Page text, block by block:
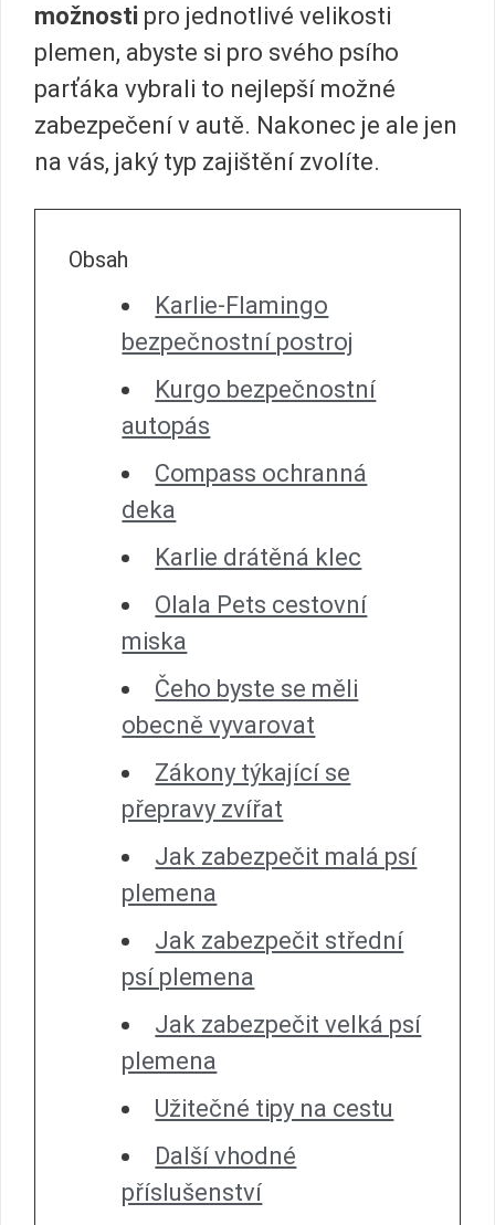
možnosti pro jednotlivé velikosti
plemen, abyste si pro svého psího
parťáka vybrali to nejlepší možné
zabezpečení v autě. Nakonec je ale jen
na vás, jaký typ zajištění zvolíte.
Obsah
Karlie-Flamingo
bezpečnostní postroj
Kurgo bezpečnostní
autopás
Compass ochranná
deka
Karlie drátěná klec
Olala Pets cestovní
miska
Čeho byste se měli
obecně vyvarovat
Zákony týkající se
přepravy zvířat
Jak zabezpečit malá psí
plemena
Jak zabezpečit střední
psí plemena
Jak zabezpečit velká psí
plemena
Užitečné tipy na cestu
Další vhodné
příslušenství